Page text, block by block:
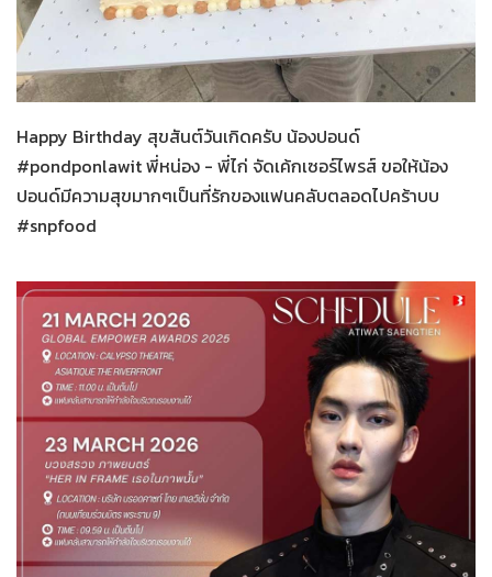
27-03-2569 ทั่วไป
Happy Birthday สุขสันต์วันเกิดครับ น้องปอนด์
#pondponlawit พี่หน่อง - พี่ไก่ จัดเค้กเซอร์ไพรส์ ขอให้น้อง
ปอนด์มีความสุขมากๆเป็นที่รักของแฟนคลับตลอดไปคร้าบบ
#snpfood